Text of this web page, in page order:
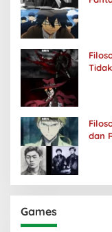
dan
Games